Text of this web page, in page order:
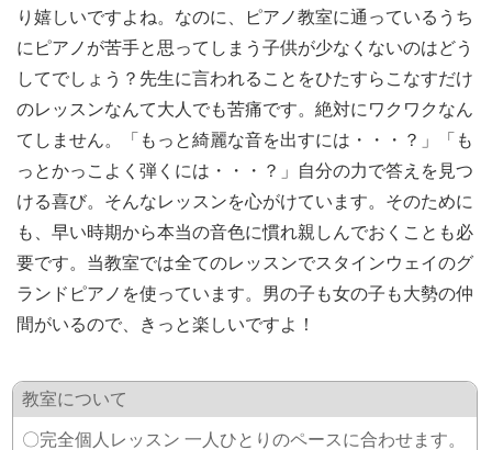
り嬉しいですよね。なのに、ピアノ教室に通っているうち
にピアノが苦手と思ってしまう子供が少なくないのはどう
してでしょう？先生に言われることをひたすらこなすだけ
のレッスンなんて大人でも苦痛です。絶対にワクワクなん
てしません。「もっと綺麗な音を出すには・・・？」「も
っとかっこよく弾くには・・・？」自分の力で答えを見つ
ける喜び。そんなレッスンを心がけています。そのために
も、早い時期から本当の音色に慣れ親しんでおくことも必
要です。当教室では全てのレッスンでスタインウェイのグ
ランドピアノを使っています。男の子も女の子も大勢の仲
間がいるので、きっと楽しいですよ！
教室について
〇完全個人レッスン 一人ひとりのペースに合わせます。